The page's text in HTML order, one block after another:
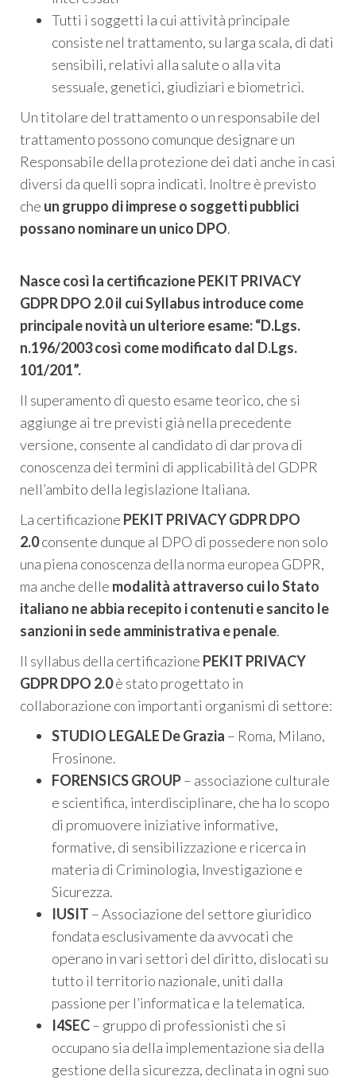
Tutti i soggetti la cui attività principale
consiste nel trattamento, su larga scala, di dati
sensibili, relativi alla salute o alla vita
sessuale, genetici, giudiziari e biometrici.
Un titolare del trattamento o un responsabile del
trattamento possono comunque designare un
Responsabile della protezione dei dati anche in casi
diversi da quelli sopra indicati. Inoltre è previsto
che un gruppo di imprese o soggetti pubblici
possano nominare un unico DPO.
Nasce così la certificazione PEKIT PRIVACY
GDPR DPO 2.0 il cui Syllabus introduce come
principale novità un ulteriore esame: “D.Lgs.
n.196/2003 così come modificato dal D.Lgs.
101/201”.
Il superamento di questo esame teorico, che si
aggiunge ai tre previsti già nella precedente
versione, consente al candidato di dar prova di
conoscenza dei termini di applicabilità del GDPR
nell’ambito della legislazione Italiana.
La certificazione PEKIT PRIVACY GDPR DPO
2.0consente dunque al DPO di possedere non solo
una piena conoscenza della norma europea GDPR,
ma anche delle modalità attraverso cui lo Stato
italiano ne abbia recepito i contenuti e sancito le
sanzioni in sede amministrativa e penale.
Il syllabus della certificazione PEKIT PRIVACY
GDPR DPO 2.0è stato progettato in
collaborazione con importanti organismi di settore:
STUDIO LEGALE De Grazia – Roma, Milano,
Frosinone.
FORENSICS GROUP– associazione culturale
e scientifica, interdisciplinare, che ha lo scopo
di promuovere iniziative informative,
formative, di sensibilizzazione e ricerca in
materia di Criminologia, Investigazione e
Sicurezza.
IUSIT – Associazione del settore giuridico
fondata esclusivamente da avvocati che
operano in vari settori del diritto, dislocati su
tutto il territorio nazionale, uniti dalla
passione per l’informatica e la telematica.
I4SEC– gruppo di professionisti che si
occupano sia della implementazione sia della
gestione della sicurezza, declinata in ogni suo